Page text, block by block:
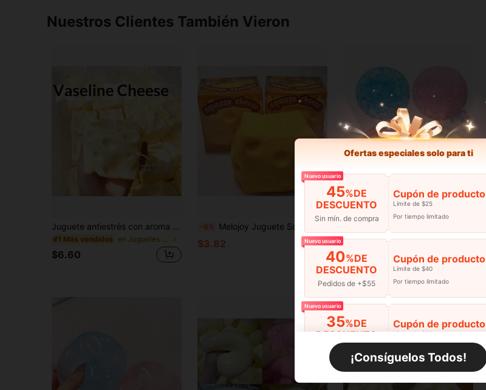
Nuestros Clientes También Vieron
Juguete antiestrés con aroma a leche dulce de TPR suave y esponjoso con forma de dumpling, adorno divertido y lindo de 5 cm para apretar, regalo práctico y de moda, adecuado para cumpleaños, Pascua, Halloween, Navidad y varios regalos de fiesta, mejora el estado de ánimo
#1 Más vendidos
$6.60
-9% Melojoy Juguete Squishy Extra Grande con Forma de Queso, Bola de Tofu Creativa Maleable de Rebote Lento, Bola de Estrés para Apretar con la Mano, Regalo Perfecto, Regalo de Cumpleaños, Regalo Ideal, Regalo Sorpresa, Regalo de Vacaciones, Regalo de Temporada
$3.82
Helado de Fructosa Squishy Hecho a Mano, Pelota Squishy de Granizado de Ascenso Lento, Squishies Moldeables que Hacen Sonido, Pelota Anti-Estrés de Suave Apriete, Adecuado para Adultos - Juguete de Alivio del Estrés - Regalo de Cumpleaños - Regalo de Vacaciones - Regalo Perfecto
$6.42
Ofertas especiales solo para ti
Nuevo usuario
45%DE
DESCUENTO
Sin mín. de compra
Cupón de producto
Límite de $25
Por tiempo limitado
Nuevo usuario
40%DE
DESCUENTO
Pedidos de +$55
Cupón de producto
Límite de $40
Por tiempo limitado
Nuevo usuario
35%DE
DESCUENTO
Pedidos de +$110
Cupón de producto
Límite de $60
Nuevo usuario
¡Consíguelos Todos!